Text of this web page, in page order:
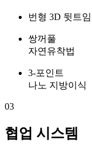
번형 3D 뒷트임
쌍꺼풀
자연유착법
3-포인트
나노 지방이식
03
협업 시스템